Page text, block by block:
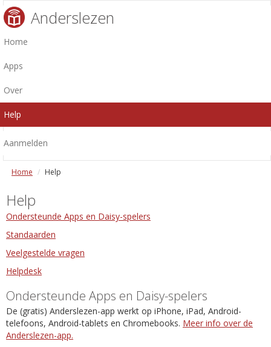
Anderslezen
Home
Apps
Over
Help
Aanmelden
Home Help
Help
Ondersteunde Apps en Daisy-spelers
Standaarden
Veelgestelde vragen
Helpdesk
Ondersteunde Apps en Daisy-spelers
De (gratis) Anderslezen-app werkt op iPhone, iPad, Android-
telefoons, Android-tablets en Chromebooks. Meer info over de
Anderslezen-app.